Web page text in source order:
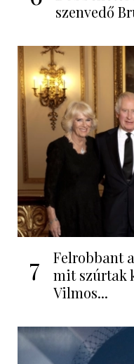
szenvedő
7
Felrobbant
mit szúrtak
Vilmos...